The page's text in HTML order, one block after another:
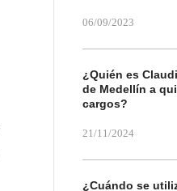
06/09/2023
¿Quién es
de Medellín a
cargos?
21/11/2024
¿Cuándo se